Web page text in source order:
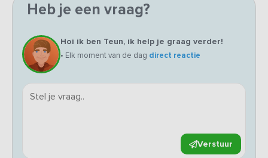
Heb je een vraag?
Hoi ik ben Teun, ik help je graag verder!
• Elk moment van de dag direct reactie
Verstuur